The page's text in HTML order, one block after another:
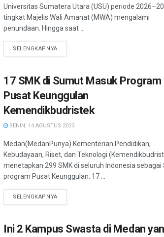
Universitas Sumatera Utara (USU) periode
tingkat Majelis Wali Amanat (MWA) mengalami
penundaan. Hingga saat ...
SELENGKAPNYA
17 SMK di Sumut Masuk Program
Pusat Keunggulan
Kemendikbudristek
SENIN, 14 AGUSTUS 2023
Medan(MedanPunya) Kementerian Pendidikan,
Kebudayaan, Riset, dan Teknologi
menetapkan 299 SMK di seluruh Indonesia sebagai
program Pusat Keunggulan. 17 ...
SELENGKAPNYA
Ini 2 Kampus Swasta di Medan